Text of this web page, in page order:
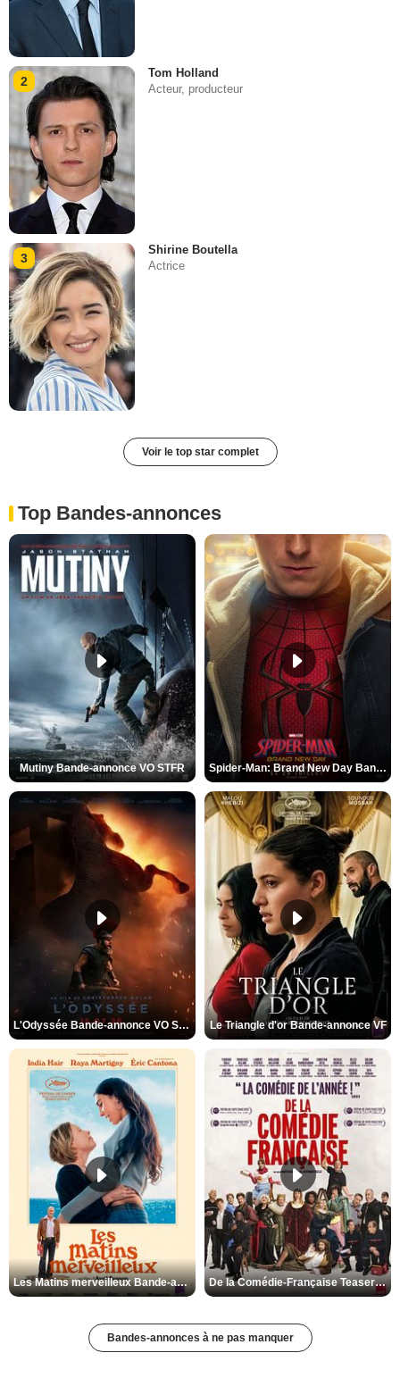
2
Tom Holland
Acteur, producteur
3
Shirine Boutella
Actrice
Voir le top star complet
Top Bandes-annonces
Mutiny Bande-annonce VO STFR Spider-Man: Brand New Day Bande-annonce VO STFR
L'Odyssée Bande-annonce VO STFR Le Triangle d'or Bande-annonce VF
Les Matins merveilleux Bande-annonce VF De la Comédie-Française Teaser VF
Bandes-annonces à ne pas manquer